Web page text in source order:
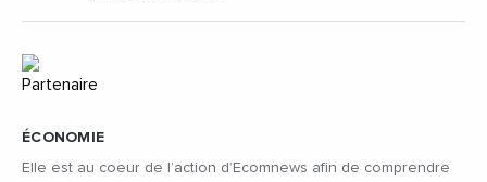
ÉCONOMIE
Elle est au coeur de l’action d’Ecomnews afin de comprendre